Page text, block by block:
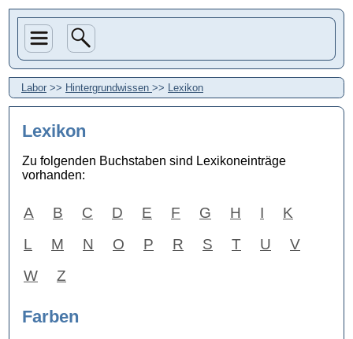
Labor >> Hintergrundwissen >> Lexikon
Lexikon
Zu folgenden Buchstaben sind Lexikoneinträge
vorhanden:
A B C D E F G H I
K
L
M N O P R S T U
V
W
Z
Farben